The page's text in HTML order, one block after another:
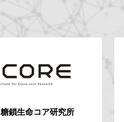
糖鎖生命コア研究所